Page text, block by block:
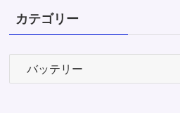
カテゴリー